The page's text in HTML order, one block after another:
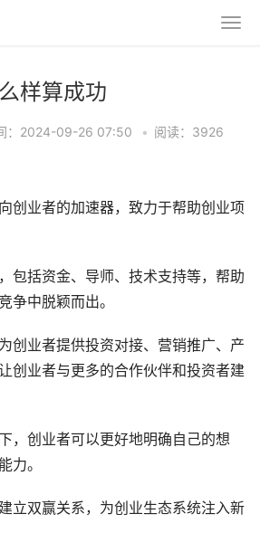
样算成功
：2024-09-26 07:50 • 阅读：3926
创业者的加速器，致力于帮助创业项
包括资金、导师、技术支持等，帮助
争中脱颖而出。
创业者提供投资对接、营销推广、产
创业者与更多的合作伙伴和投资者建
，创业者可以更好地明确自己的想
力。
立双赢关系，为创业生态系统注入新